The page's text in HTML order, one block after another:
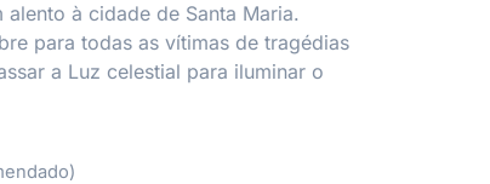
à cidade de Santa Maria.
para todas as vítimas de tragédias
a Luz celestial para iluminar o